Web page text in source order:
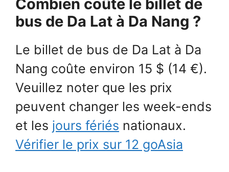
Combien coûte le billet de
bus de Da Lat à Da Nang ?
Le billet de bus de Da Lat à Da
Nang coûte environ 15 $ (14 €).
Veuillez noter que les prix
peuvent changer les week-ends
et les jours fériés nationaux.
Vérifier le prix sur 12 goAsia